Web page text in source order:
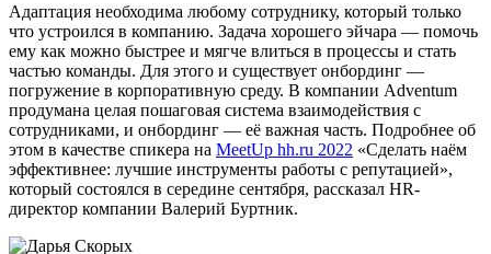
Адаптация необходима любому сотруднику, который только
что устроился в компанию. Задача хорошего эйчара — помочь
ему как можно быстрее и мягче влиться в процессы и стать
частью команды. Для этого и существует онбординг —
погружение в корпоративную среду. В компании Adventum
продумана целая пошаговая система взаимодействия с
сотрудниками, и онбординг — её важная часть. Подробнее об
этом в качестве спикера на MeetUp hh.ru 2022 «Сделать наём
эффективнее: лучшие инструменты работы с репутацией»,
который состоялся в середине сентября, рассказал HR-
директор компании Валерий Буртник.